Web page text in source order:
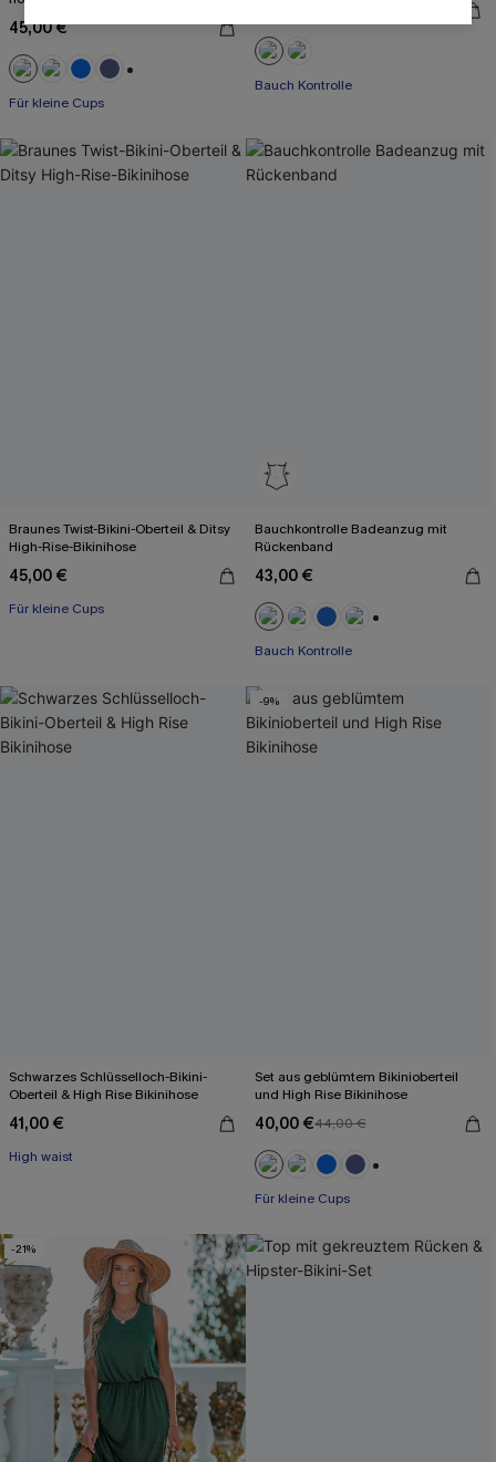
45,00 €
Für kleine Cups
Bauch Kontrolle
Braunes Twist-Bikini-Oberteil & Ditsy
High-Rise-Bikinihose
45,00 €
Für kleine Cups
Bauchkontrolle Badeanzug mit
Rückenband
43,00 €
Bauch Kontrolle
Schwarzes Schlüsselloch-Bikini-
Oberteil & High Rise Bikinihose
41,00 €
High waist
-9%
Set aus geblümtem Bikinioberteil
und High Rise Bikinihose
40,00 €44,00 €
Für kleine Cups
-21%